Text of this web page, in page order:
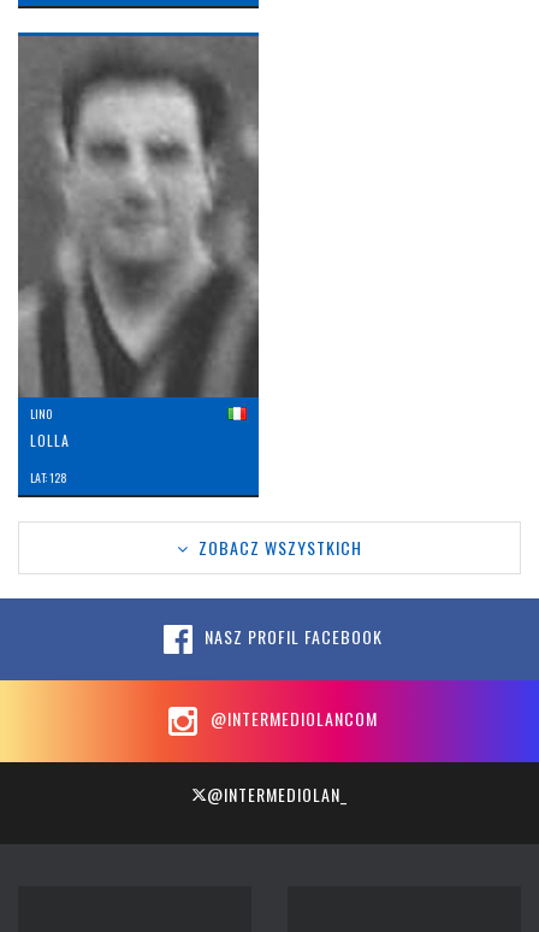
LINO
LOLLA
LAT: 128
ZOBACZ WSZYSTKICH
NASZ PROFIL FACEBOOK
@INTERMEDIOLANCOM
@INTERMEDIOLAN_